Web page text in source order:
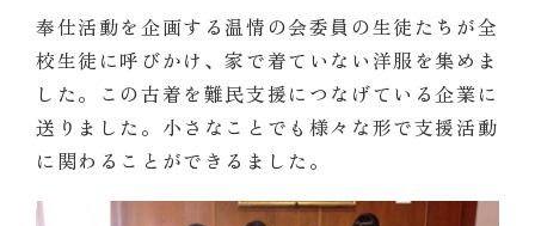
奉仕活動を企画する温情の会委員の生徒たちが全
校生徒に呼びかけ、家で着ていない洋服を集めま
した。この古着を難民支援につなげている企業に
送りました。小さなことでも様々な形で支援活動
に関わることができるました。